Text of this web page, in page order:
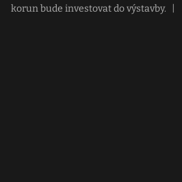
korun bude investovat do výstavby.